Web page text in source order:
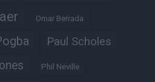
Omar Berrada
Paul Scholes
Phil Neville